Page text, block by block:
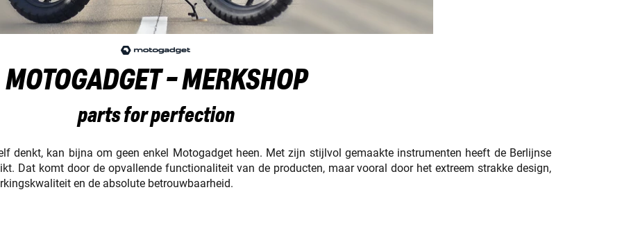
MOTOGADGET - MERKSHOP
parts for perfection
denkt, kan bijna om geen enkel Motogadget heen. Met zijn stijlvol gemaakte instrumenten heeft de Berlijnse
Dat komt door de opvallende functionaliteit van de producten, maar vooral door het extreem strakke design,
en de absolute betrouwbaarheid.